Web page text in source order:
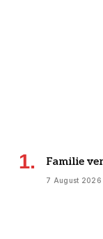
Familie
7 August 2026